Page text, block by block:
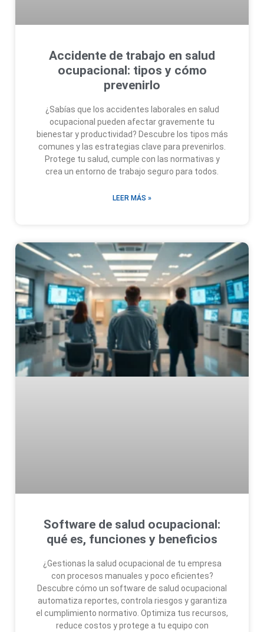
Accidente de trabajo en salud
ocupacional: tipos y cómo
prevenirlo
¿Sabías que los accidentes laborales en salud
ocupacional pueden afectar gravemente tu
bienestar y productividad? Descubre los tipos más
comunes y las estrategias clave para prevenirlos.
Protege tu salud, cumple con las normativas y
crea un entorno de trabajo seguro para todos.
LEER MÁS »
Software de salud ocupacional:
qué es, funciones y beneficios
¿Gestionas la salud ocupacional de tu empresa
con procesos manuales y poco eficientes?
Descubre cómo un software de salud ocupacional
automatiza reportes, controla riesgos y garantiza
el cumplimiento normativo. Optimiza tus recursos,
reduce costos y protege a tu equipo con